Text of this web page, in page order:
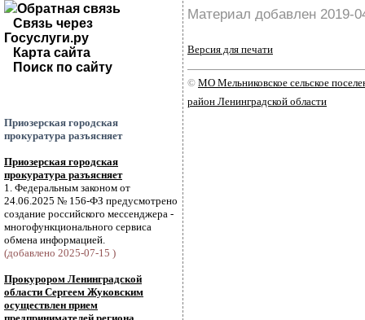
Обратная связь
Связь через
Госуслуги.ру
Карта сайта
Поиск по сайту
Приозерская городская
прокуратура разъясняет
Приозерская городская
прокуратура разъясняет
1. Федеральным законом от
24.06.2025 № 156-ФЗ предусмотрено
создание российского мессенджера -
многофункционального сервиса
обмена информацией.
(добавлено 2025-07-15 )
Прокурором Ленинградской
области Сергеем Жуковским
осуществлен прием
Материал добавлен 2019-
Версия для печати
© МО Мельниковское сельское
район Ленинградской области